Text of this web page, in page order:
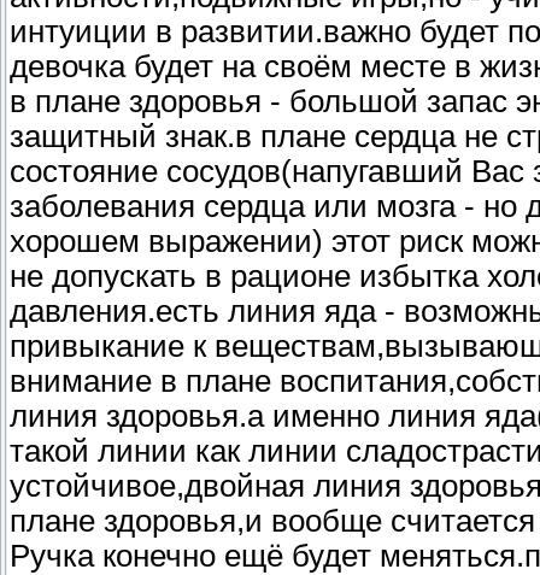
интуиции в развитии.важно будет
девочка будет на своём месте в
в плане здоровья - большой запас
защитный знак.в плане сердца не
состояние сосудов(напугавший Вас
заболевания сердца или мозга - но
хорошем выражении) этот риск
не допускать в рационе избытка
давления.есть линия яда -
привыкание к
внимание в плане
линия здоровья.а именно линия
такой линии как линии
устойчивое,двойная линия
плане здоровья,и вообще
Ручка конечно ещё будет